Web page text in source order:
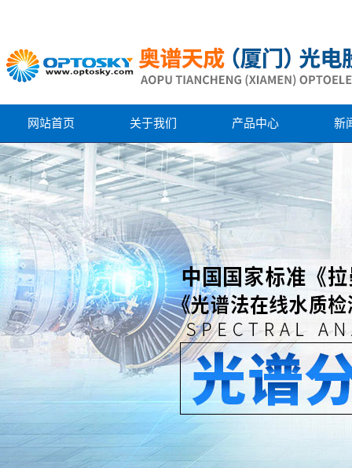
网站首页 关于我们 产品中心 新